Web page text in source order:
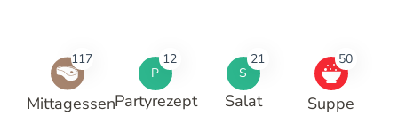
117
Mittagessen
P
12
Partyrezept
S
21
Salat
50
Suppe